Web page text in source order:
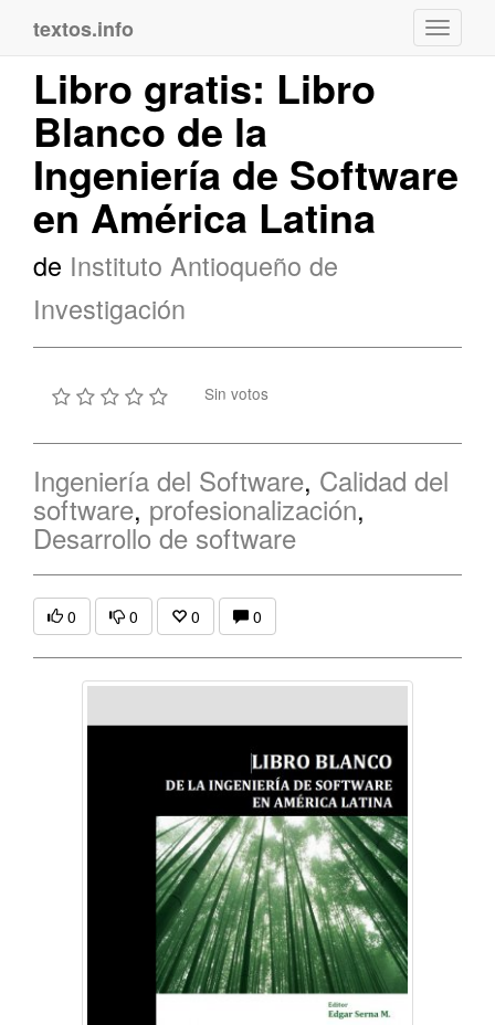
textos.info
Libro gratis: Libro
Blanco de la
Ingeniería de Software
en América Latina
de Instituto Antioqueño de
Investigación
Sin votos
Ingeniería del Software, Calidad del
software, profesionalización,
Desarrollo de software
0 0 0 0